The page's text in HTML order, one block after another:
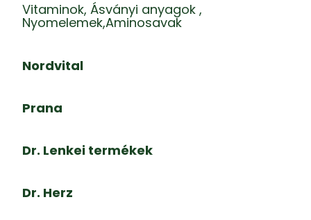
Vitaminok, Ásványi anyagok ,
Nyomelemek,Aminosavak
Nordvital
Prana
Dr. Lenkei termékek
Dr. Herz